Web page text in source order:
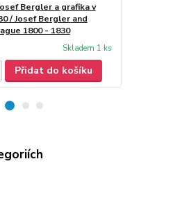
Bergler a grafika v
/ Josef Bergler and
1800 - 1830
Skladem 1 ks
Přidat do košíku